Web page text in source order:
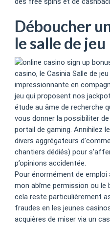
Déboucher
le salle de jeu
casino, le Casinia Salle de
impressionnante en
jeu qui proposent nos
étude au âme de recherche
vous donner la possibiliter
portail de gaming. Annihilez
divers aggrégateurs
chantiers dédiés) pour
p’opinions accidentée.
Pour énormément de
mon abîme permission ou le
cela reste particulièrement
fraudes en les jeunes
acquières de miser via un